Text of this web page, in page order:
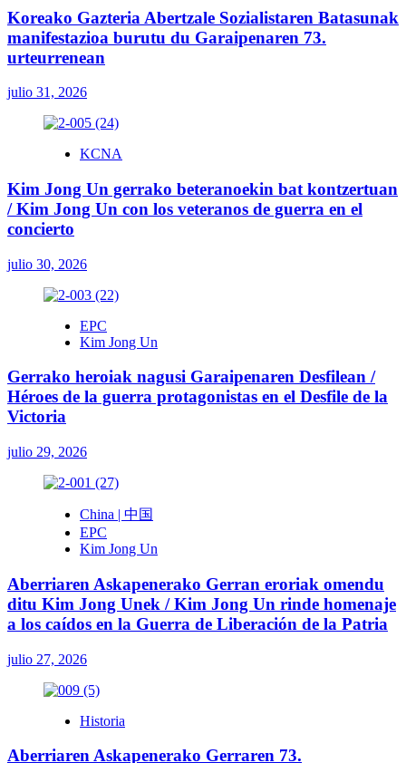
frente
Koreako Gazteria Abertzale Sozialistaren Batasunak
manifestazioa burutu du Garaipenaren 73.
urteurrenean
julio 31, 2026
KCNA
Kim Jong Un gerrako beteranoekin bat kontzertuan
/ Kim Jong Un con los veteranos de guerra en el
concierto
julio 30, 2026
EPC
Kim Jong Un
Gerrako heroiak nagusi Garaipenaren Desfilean /
Héroes de la guerra protagonistas en el Desfile de la
Victoria
julio 29, 2026
China | 中国
EPC
Kim Jong Un
Aberriaren Askapenerako Gerran eroriak omendu
ditu Kim Jong Unek / Kim Jong Un rinde homenaje
a los caídos en la Guerra de Liberación de la Patria
julio 27, 2026
Historia
Aberriaren Askapenerako Gerraren 73.